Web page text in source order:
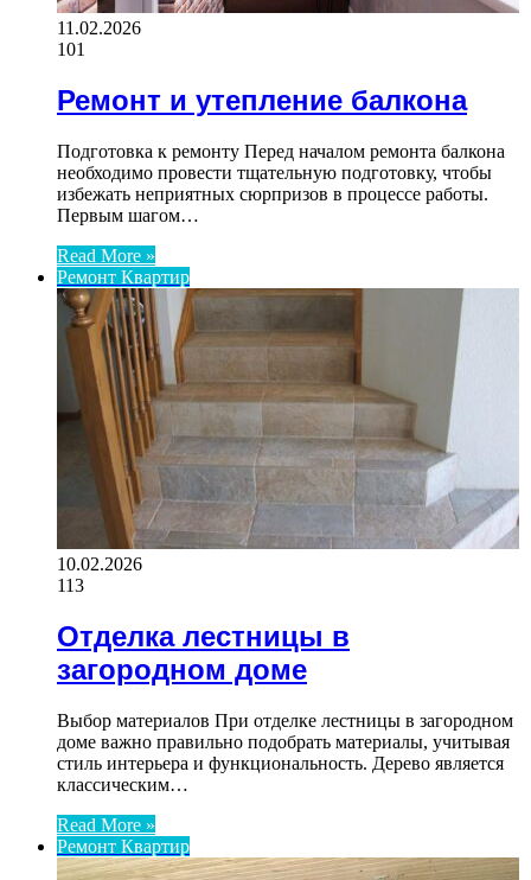
11.02.2026
101
Ремонт и утепление балкона
Подготовка к ремонту Перед началом ремонта балкона
необходимо провести тщательную подготовку, чтобы
избежать неприятных сюрпризов в процессе работы.
Первым шагом…
Read More »
Ремонт Квартир
10.02.2026
113
Отделка лестницы в
загородном доме
Выбор материалов При отделке лестницы в загородном
доме важно правильно подобрать материалы, учитывая
стиль интерьера и функциональность. Дерево является
классическим…
Read More »
Ремонт Квартир